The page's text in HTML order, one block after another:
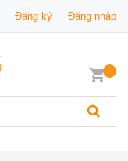
Đăng ký Đăng nhập